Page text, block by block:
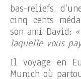
bas-reliefs,
cinq cents
son ami David:
laquelle vous
Il voyage en
Munich où